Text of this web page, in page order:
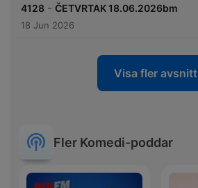
4128 - ČETVRTAK 18.06.2026bm
18 Jun 2026
Visa fler avsnitt
Fler Komedi-poddar